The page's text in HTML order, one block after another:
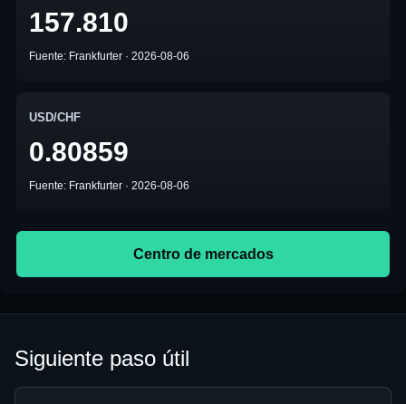
157.810
Fuente: Frankfurter · 2026-08-06
USD/CHF
0.80859
Fuente: Frankfurter · 2026-08-06
Centro de mercados
Siguiente paso útil